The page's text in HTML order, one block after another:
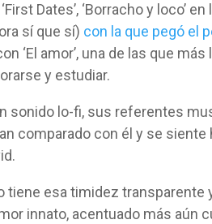
‘First Dates’, ‘Borracho y loco’
sí que sí) con la que pegó el
‘El amor’, una de las que más
y estudiar.
sonido lo-fi, sus referentes
comparado con él y se siente
tiene esa timidez transparente
innato, acentuado más aún